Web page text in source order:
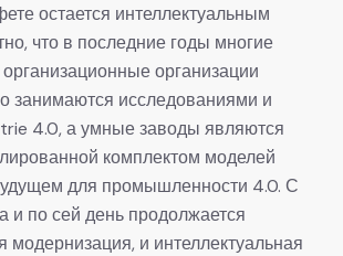
остается интеллектуальным
что в последние годы многие
организации
занимаются исследованиями и
4.0, а умные заводы являются
комплектом моделей
для промышленности 4.0. С
и по сей день продолжается
модернизация, и интеллектуальная